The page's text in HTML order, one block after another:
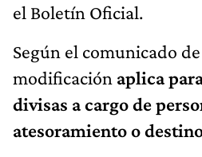
el Boletín Oficial.
Según el comunicado de
modificación aplica
divisas a cargo de
atesoramiento o